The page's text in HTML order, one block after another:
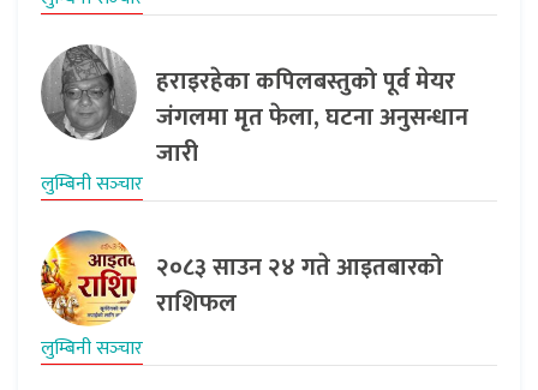
हराइरहेका कपिलबस्तुको पूर्व मेयर
जंगलमा मृत फेला, घटना अनुसन्धान
जारी
लुम्बिनी सञ्‍चार
२०८३ साउन २४ गते आइतबारको
राशिफल
लुम्बिनी सञ्‍चार